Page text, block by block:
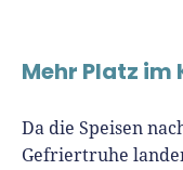
Mehr Platz
Da die Speisen
Gefriertruhe